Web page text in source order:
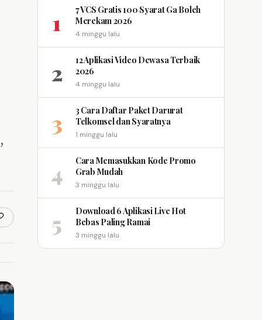
link
1
7 VCS Gratis 100 Syarat Ga Boleh
Merekam 2026
4 minggu lalu
2
12 Aplikasi Video Dewasa Terbaik
2026
4 minggu lalu
3
3 Cara Daftar Paket Darurat
Telkomsel dan Syaratnya
1 minggu lalu
4
Cara Memasukkan Kode Promo
Grab Mudah
3 minggu lalu
5
Download 6 Aplikasi Live Hot
Bebas Paling Ramai
3 minggu lalu